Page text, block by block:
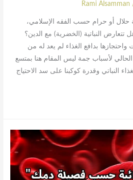
Rami Alsamman
حلال أو حرام حسب الفقه الإسلامي،
النباتية (الخضرية) مع الدين؟
واحتجازها بدافع الغذاء لم يعد له من
لأسباب جمة ليس المقام هنا بمتسع
النباتي وقدرة كوكبنا على سد الاحتياج